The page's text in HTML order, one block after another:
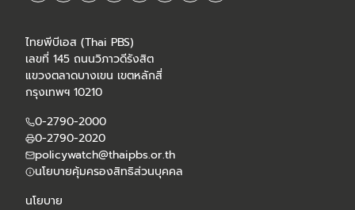
ไทยพีบีเอส (Thai PBS)
เลขที่ 145 ถนนวิภาวดีรังสิต
แขวงตลาดบางเขน เขตหลักสี่
กรุงเทพฯ 10210
0-2790-2000
0-2790-2020
policywatch@thaipbs.or.th
นโยบายคุ้มครองสิทธิส่วนบุคคล
นโยบาย